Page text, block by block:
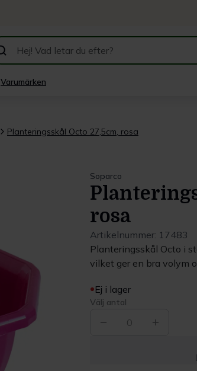
Varumärken
Planteringsskål Octo 27,5cm, rosa
Soparco
rosa
Artikelnummer: 17483
Planteringsskål Octo i
vilket ger en bra volym
Ej i lager
Välj antal
0